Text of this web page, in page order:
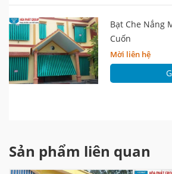
Bạt Che Nắng
Cuốn
Mời liên hệ
Sản phẩm liên quan